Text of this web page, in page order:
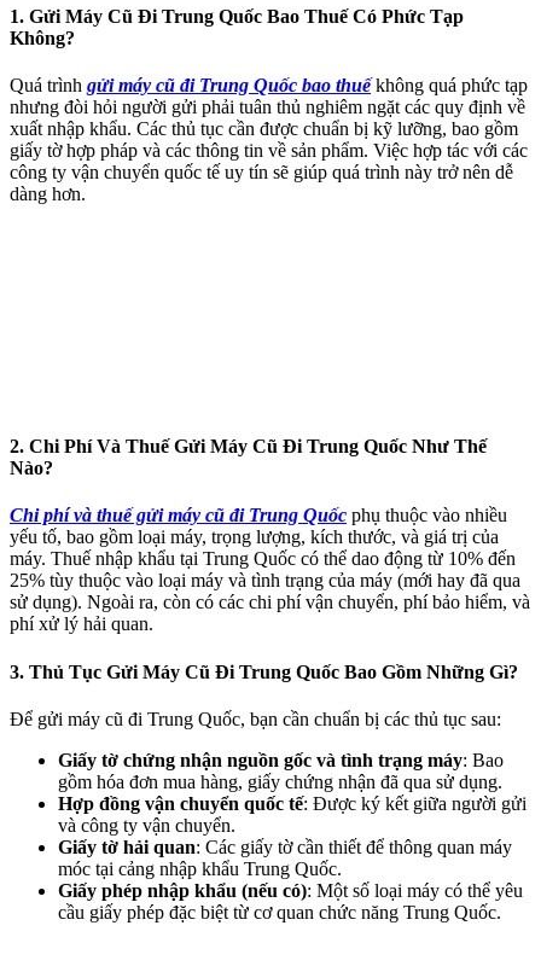
1. Gửi Máy Cũ Đi Trung Quốc Bao Thuế Có Phức Tạp
Không?
Quá trình gửi máy cũ đi Trung Quốc bao thuế không quá phức tạp
nhưng đòi hỏi người gửi phải tuân thủ nghiêm ngặt các quy định về
xuất nhập khẩu. Các thủ tục cần được chuẩn bị kỹ lưỡng, bao gồm
giấy tờ hợp pháp và các thông tin về sản phẩm. Việc hợp tác với các
công ty vận chuyển quốc tế uy tín sẽ giúp quá trình này trở nên dễ
dàng hơn.
2. Chi Phí Và Thuế Gửi Máy Cũ Đi Trung Quốc Như Thế
Nào?
Chi phí và thuế gửi máy cũ đi Trung Quốc phụ thuộc vào nhiều
yếu tố, bao gồm loại máy, trọng lượng, kích thước, và giá trị của
máy. Thuế nhập khẩu tại Trung Quốc có thể dao động từ 10% đến
25% tùy thuộc vào loại máy và tình trạng của máy (mới hay đã qua
sử dụng). Ngoài ra, còn có các chi phí vận chuyển, phí bảo hiểm, và
phí xử lý hải quan.
3. Thủ Tục Gửi Máy Cũ Đi Trung Quốc Bao Gồm Những Gì?
Để gửi máy cũ đi Trung Quốc, bạn cần chuẩn bị các thủ tục sau:
Giấy tờ chứng nhận nguồn gốc và tình trạng máy: Bao
gồm hóa đơn mua hàng, giấy chứng nhận đã qua sử dụng.
Hợp đồng vận chuyển quốc tế: Được ký kết giữa người gửi
và công ty vận chuyển.
Giấy tờ hải quan: Các giấy tờ cần thiết để thông quan máy
móc tại cảng nhập khẩu Trung Quốc.
Giấy phép nhập khẩu (nếu có): Một số loại máy có thể yêu
cầu giấy phép đặc biệt từ cơ quan chức năng Trung Quốc.